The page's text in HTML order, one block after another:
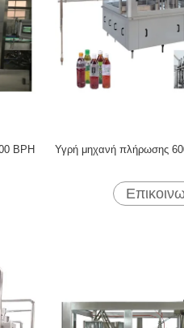
BPH
Υγρή μηχανή πλήρωσης